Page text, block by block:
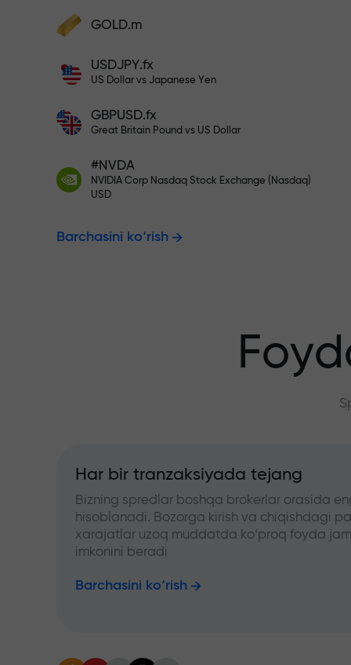
Hisobni to‘ldiring va depozitingizdan 1
emas. Depozit qancha katta bo‘lsa,
multiplikator shuncha yuqori bo‘ladi.
Hisobingizni $333 bilan
Risksiz
kafolatlanadi
X1000
GOLD.m
USDJPY.fx
US Dollar vs Japanese Yen
GBPUSD.fx
Great Britain Pound vs US Dollar
#NVDA
NVIDIA Corp Nasdaq Stock Exchange (Nasdaq)
USD
Barchasini ko‘rish
Har bir tranzaksiyada tejang
Bizning spredlar boshqa brokerlar orasida
hisoblanadi. Bozorga kirish va chiqishdagi
xarajatlar uzoq muddatda ko‘proq foyda
imkonini beradi
Barchasini ko‘rish